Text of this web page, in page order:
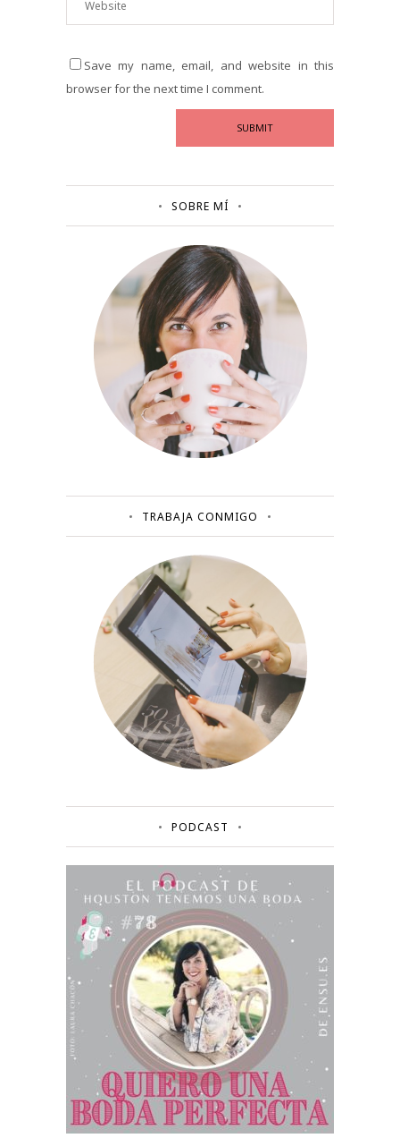
Save my name, email, and website in this
browser for the next time I comment.
SOBRE MÍ
TRABAJA CONMIGO
PODCAST